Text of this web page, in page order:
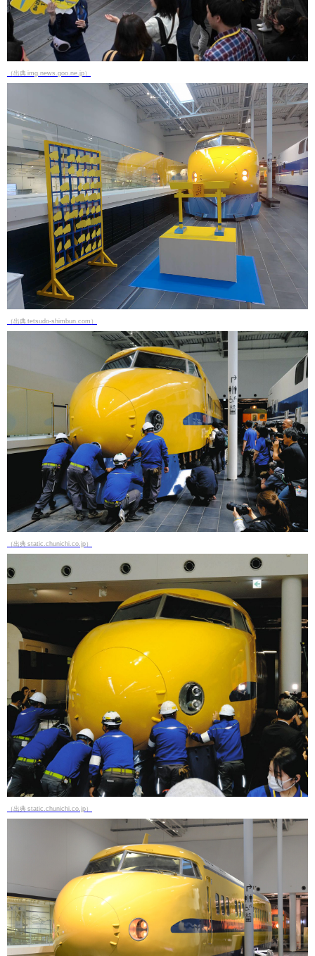
（出典 img.news.goo.ne.jp）
（出典 tetsudo-shimbun.com）
（出典 static.chunichi.co.jp）
（出典 static.chunichi.co.jp）